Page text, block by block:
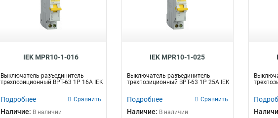
IEK MPR10-1-016
Выключатель-разъединитель
трехпозиционный ВРТ-63 1P 16А IEK
Подробнее Сравнить
Наличие: В наличии
IEK MPR10-1-025
Выключатель-разъединитель
трехпозиционный ВРТ-63 1P 25А IEK
Подробнее Сравнить
Наличие: В наличии